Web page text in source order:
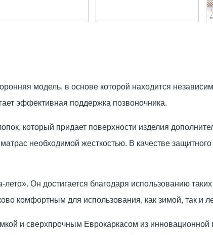
модель, в основе которой находится
эффективная поддержка позвоночника.
который придает поверхности изделия
необходимой жесткостью. В качестве
Он достигается благодаря использованию
комфортным для использования, как зимой, так и
и сверхпрочным Еврокаркасом из